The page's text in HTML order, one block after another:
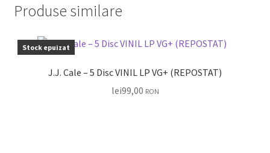
Produse similare
Stock epuizat
J.J. Cale – 5 Disc VINIL LP VG+ (REPOSTAT)
lei99,00 RON